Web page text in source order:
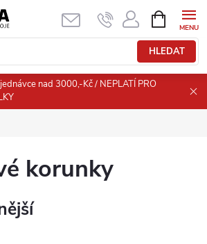
HLEDAT
NÁKUPNÍ
KOŠÍK
nad 3000,-Kč / NEPLATÍ PRO
korunky